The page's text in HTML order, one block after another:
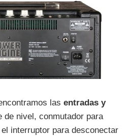
las entradas y
de nivel, conmutador para
interruptor para desconectar